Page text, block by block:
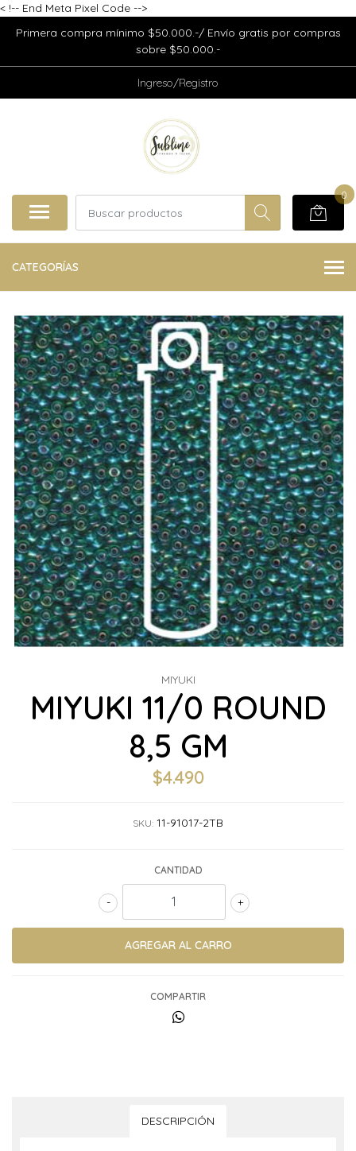
< !-- End Meta Pixel Code -->
Primera compra mínimo $50.000.-/ Envío gratis por compras
sobre $50.000.-
Ingreso/Registro
0
CATEGORÍAS
MIYUKI
MIYUKI 11/0 ROUND
8,5 GM
$4.490
SKU: 11-91017-2TB
CANTIDAD
+
-
COMPARTIR
DESCRIPCIÓN